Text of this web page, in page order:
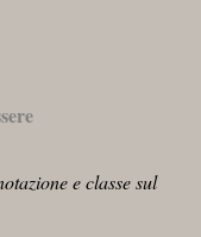
e classe sul